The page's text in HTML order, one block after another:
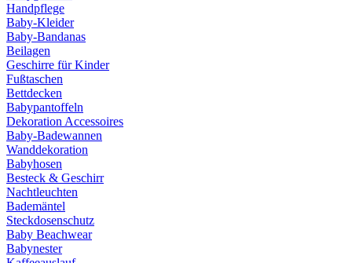
Handpflege
Baby-Kleider
Baby-Bandanas
Beilagen
Geschirre für Kinder
Fußtaschen
Bettdecken
Babypantoffeln
Dekoration Accessoires
Baby-Badewannen
Wanddekoration
Babyhosen
Besteck & Geschirr
Nachtleuchten
Bademäntel
Steckdosenschutz
Baby Beachwear
Babynester